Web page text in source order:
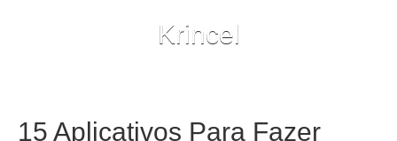
Krincel
15 Aplicativos Para Fazer